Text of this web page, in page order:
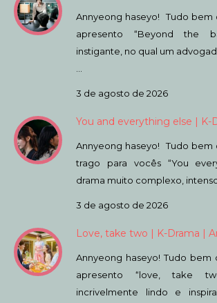
Annyeong haseyo! Tudo bem
apresento “Beyond the
instigante, no qual um
3 de agosto de 2026
You and everything else | K-
Annyeong haseyo! Tudo bem
trago para vocês “You
drama muito complexo,
3 de agosto de 2026
Love, take two | K-Drama |
Annyeong haseyo! Tudo bem
apresento “love, take
incrivelmente lindo e